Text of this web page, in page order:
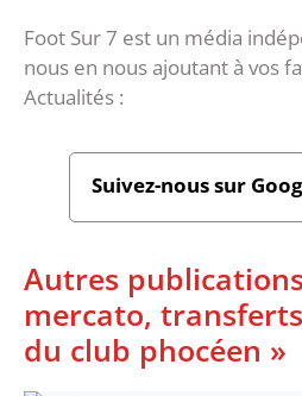
Foot Sur 7 est un média
nous en nous ajoutant à vos
Actualités :
Suivez-nous sur
Autres
mercato,
du club phocéen »